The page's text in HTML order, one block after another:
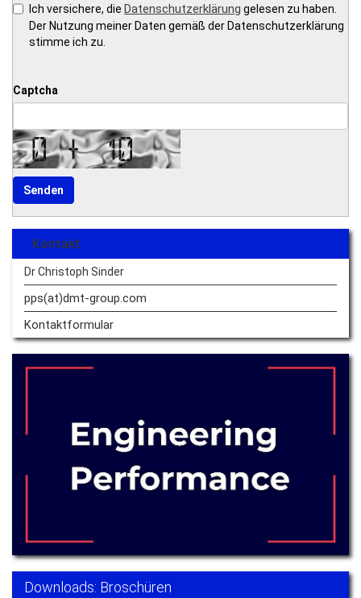
Ich versichere, die Datenschutzerklärung gelesen zu haben.
Der Nutzung meiner Daten gemäß der Datenschutzerklärung
stimme ich zu.
Captcha
Kontakt
Dr Christoph Sinder
pps(at)dmt-group.com
Kontaktformular
Downloads: Broschüren